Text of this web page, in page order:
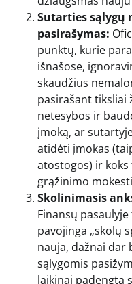
Sutarties sąlygų
pasirašymas:
punktų, kurie
išnašose,
skaudžius
pasirašant tiksliai
netesybos ir
įmoką, ar
atidėti įmokas
atostogos) ir
grąžinimo
Skolinimasis
Finansų
pavojinga „skolų
nauja, dažnai dar
sąlygomis
laikinai padengta